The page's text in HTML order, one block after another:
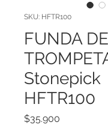
SKU: HFTR100
FUNDA DE
Stonepick
HFTR100
$35.900